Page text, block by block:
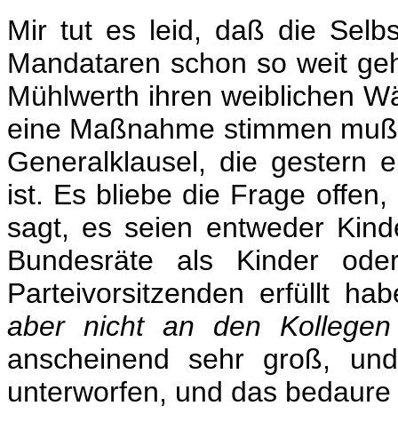
Mir tut es leid, daß die
Mandataren schon so weit
Mühlwerth ihren weiblichen
eine Maßnahme stimmen
Generalklausel, die gestern
ist. Es bliebe die Frage
sagt, es seien entweder
Bundesräte als Kinder
Parteivorsitzenden erfüllt
aber nicht an den
anscheinend sehr groß,
unterworfen, und das bedaure